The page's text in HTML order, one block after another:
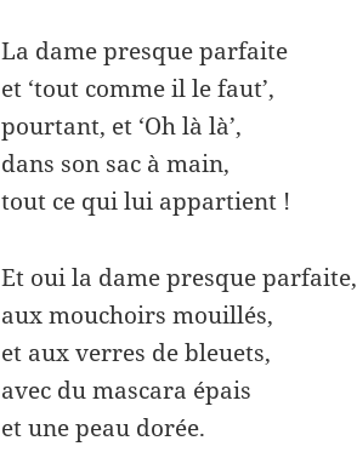
La dame presque parfaite
et ‘tout comme il le faut’,
pourtant, et ‘Oh là là’,
dans son sac à main,
tout ce qui lui appartient !
Et oui la dame presque parfaite,
aux mouchoirs mouillés,
et aux verres de bleuets,
avec du mascara épais
et une peau dorée.